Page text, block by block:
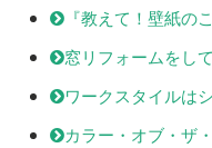
『教えて！壁紙の
窓リフォームをし
ワークスタイルは
カラー・オブ・ザ